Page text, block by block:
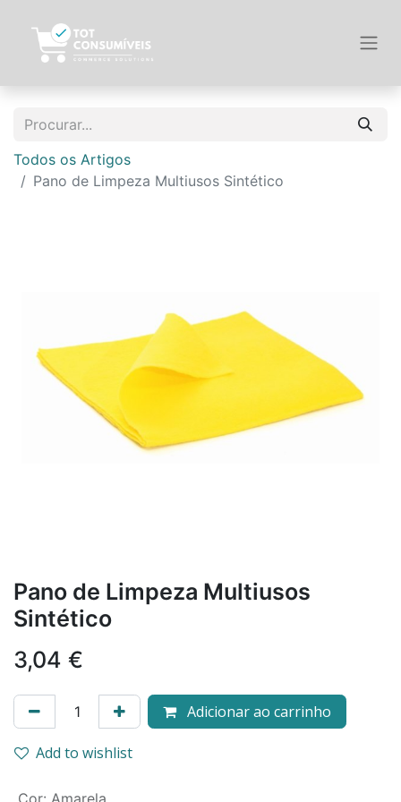
Todos os Artigos
Pano de Limpeza Multiusos Sintético
Pano de Limpeza Multiusos
Sintético
3,04 €
Adicionar ao carrinho
Add to wishlist
Cor: Amarela